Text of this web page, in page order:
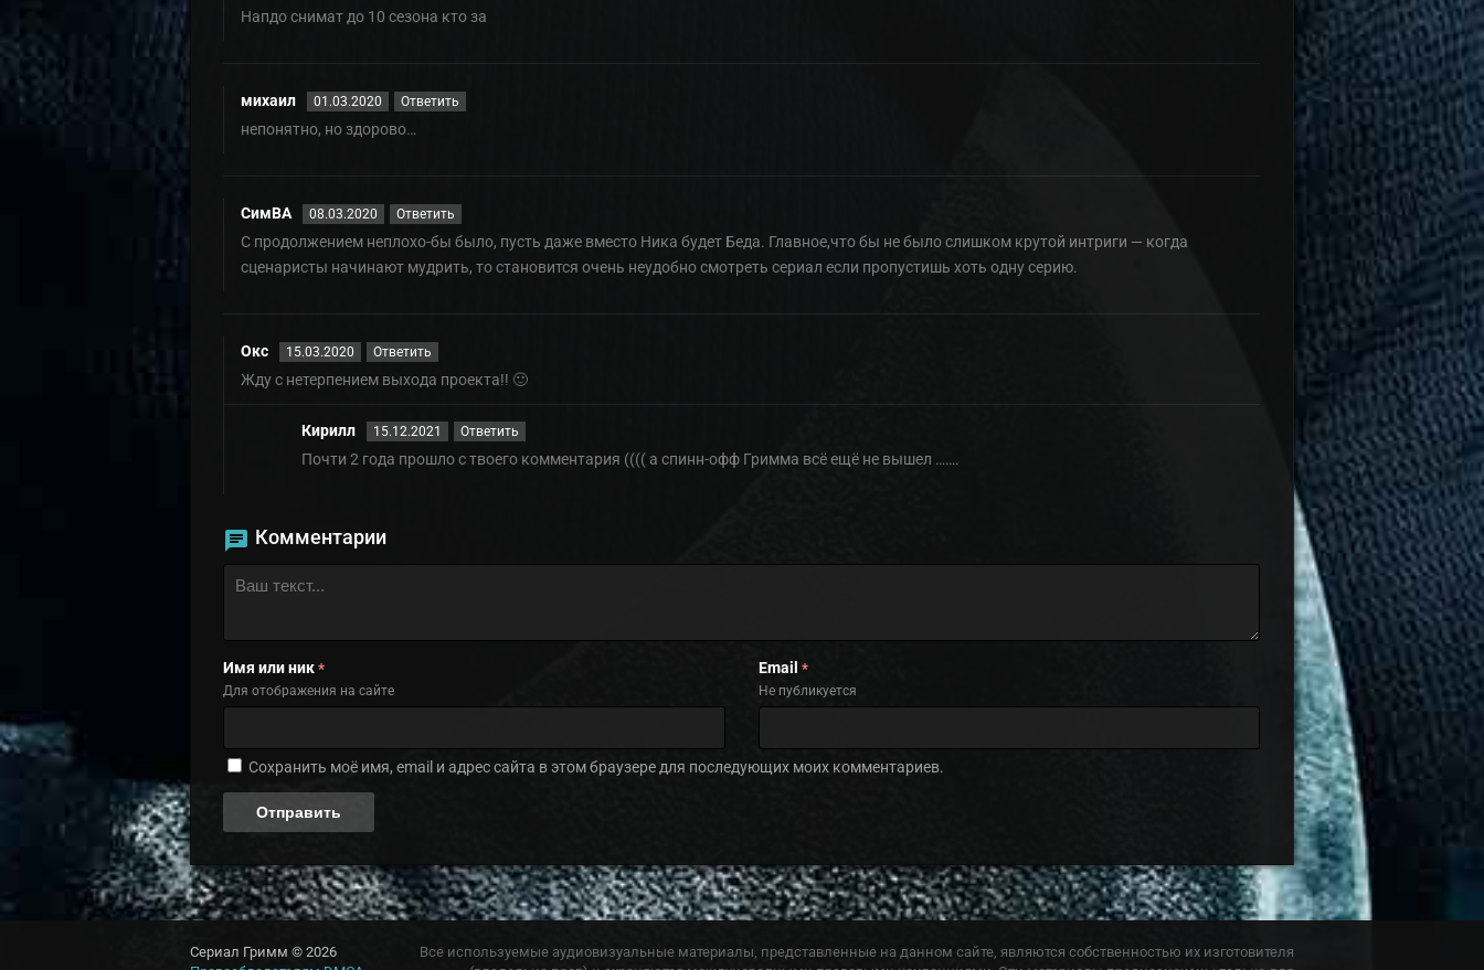
Напдо снимат до 10 сезона кто за
михаил 01.03.2020 Ответить
непонятно, но здорово…
СимВА 08.03.2020 Ответить
С продолжением неплохо-бы было, пусть даже вместо Ника будет Беда. Главное,что бы не было слишком крутой интриги — когда
сценаристы начинают мудрить, то становится очень неудобно смотреть сериал если пропустишь хоть одну серию.
Окс 15.03.2020 Ответить
Жду с нетерпением выхода проекта!! 🙂
Кирилл 15.12.2021 Ответить
Почти 2 года прошло с твоего комментария (((( а спинн-офф Гримма всё ещё не вышел …….
Комментарии
Имя или ник *
Для отображения на сайте
Email *
Не публикуется
Сохранить моё имя, email и адрес сайта в этом браузере для последующих моих комментариев.
Сериал Гримм © 2026
Все используемые аудиовизуальные материалы, представленные на данном сайте, являются собственностью их изготовителя